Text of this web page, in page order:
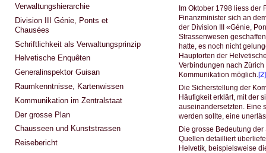
Im Oktober 1798 liess
Finanzminister sich an
der Division III «Génie,
Strassenwesen
hatte, es noch nicht
Hauptorten der
Verbindungen nach
Kommunikation möglich.[2]
Die Sicherstellung der
Häufigkeit erklärt, mit der
auseinandersetzten. Eine
werden sollte, eine
Die grosse Bedeutung
Quellen detailliert
Helvetik, beispielsweise
Verwaltungshierarchie
Division III Génie, Ponts et
Chausées
Schriftlichkeit als Verwaltungsprinzip
Helvetische Enquêten
Generalinspektor Guisan
Raumkenntnisse, Kartenwissen
Kommunikation im Zentralstaat
Der grosse Plan
Chausseen und Kunststrassen
Reisebericht